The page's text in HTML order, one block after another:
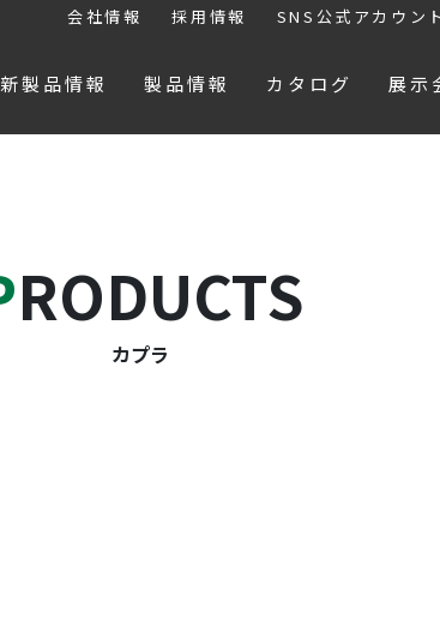
会社情報 採用情報 SNS公式アカウント
新製品情報 製品情報 カタログ 展示
PRODUCTS
カプラ